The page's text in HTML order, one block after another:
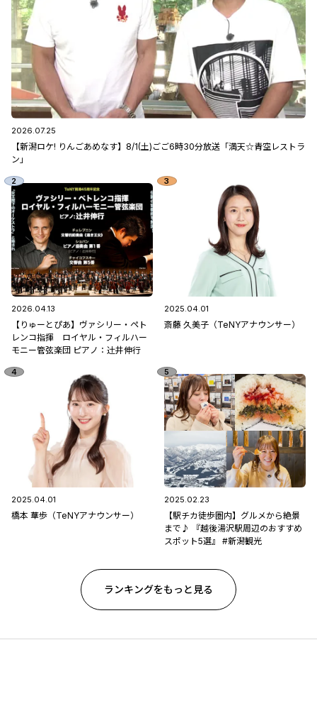
2026.07.25
【新潟ロケ! りんごあめなす】8/1(土)ごご6時30分放送「満天☆青空レストラ
ン」
2026.04.13
【りゅーとぴあ】ヴァシリー・ペト
レンコ指揮 ロイヤル・フィルハー
モニー管弦楽団 ピアノ：辻󠄀井伸行
2025.04.01
斎藤 久美子（TeNYアナウンサー）
2025.04.01
橋本 華歩（TeNYアナウンサー）
2025.02.23
【駅チカ徒歩圏内】グルメから絶景
まで♪ 『越後湯沢駅周辺のおすすめ
スポット5選』 #新潟観光
ランキングをもっと見る